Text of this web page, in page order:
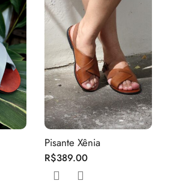
Pisante Xênia
R$389.00